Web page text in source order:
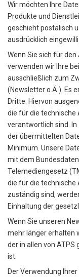
Wir möchten Ihre
Produkte und
geschieht postalisch
ausdrücklich
Wenn Sie sich für
verwenden wir Ihre
ausschließlich zum
(Newsletter o.Ä.). Es
Dritte. Hiervon
die für die technische
verantwortlich sind.
der übermittelten
Minimum. Unsere
mit dem
Telemediengesetz
die für die technische
zuständig sind,
Einhaltung der
Wenn Sie unseren
mehr länger erhalten
der in allen von
ist.
Der Verwendung